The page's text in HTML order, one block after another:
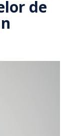
de